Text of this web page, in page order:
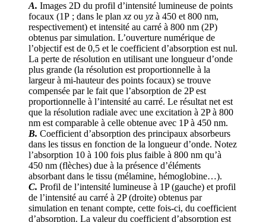
A. Images 2D du profil d’intensité lumineuse de points
focaux (1P ; dans le planxz ou yz à 450 et 800 nm,
respectivement) et intensité au carré à 800 nm (2P)
obtenus par simulation. L’ouverture numérique de
l’objectif est de 0,5 et le coefficient d’absorption est nul.
La perte de résolution en utilisant une longueur d’onde
plus grande (la résolution est proportionnelle à la
largeur à mi-hauteur des points focaux) se trouve
compensée par le fait que l’absorption de 2P est
proportionnelle à l’intensité au carré. Le résultat net est
que la résolution radiale avec une excitation à 2P à 800
nm est comparable à celle obtenue avec 1P à 450 nm.
B. Coefficient d’absorption des principaux absorbeurs
dans les tissus en fonction de la longueur d’onde. Notez
l’absorption 10 à 100 fois plus faible à 800 nm qu’à
450 nm (flèches) due à la présence d’éléments
absorbant dans le tissu (mélamine, hémoglobine…).
C. Profil de l’intensité lumineuse à 1P (gauche) et profil
de l’intensité au carré à 2P (droite) obtenus par
simulation en tenant compte, cette fois-ci, du coefficient
d’absorption. La valeur du coefficient d’absorption est